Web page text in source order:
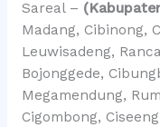
Sareal –
Madang, Cibinong,
Leuwisadeng,
Bojonggede,
Megamendung,
Cigombong,